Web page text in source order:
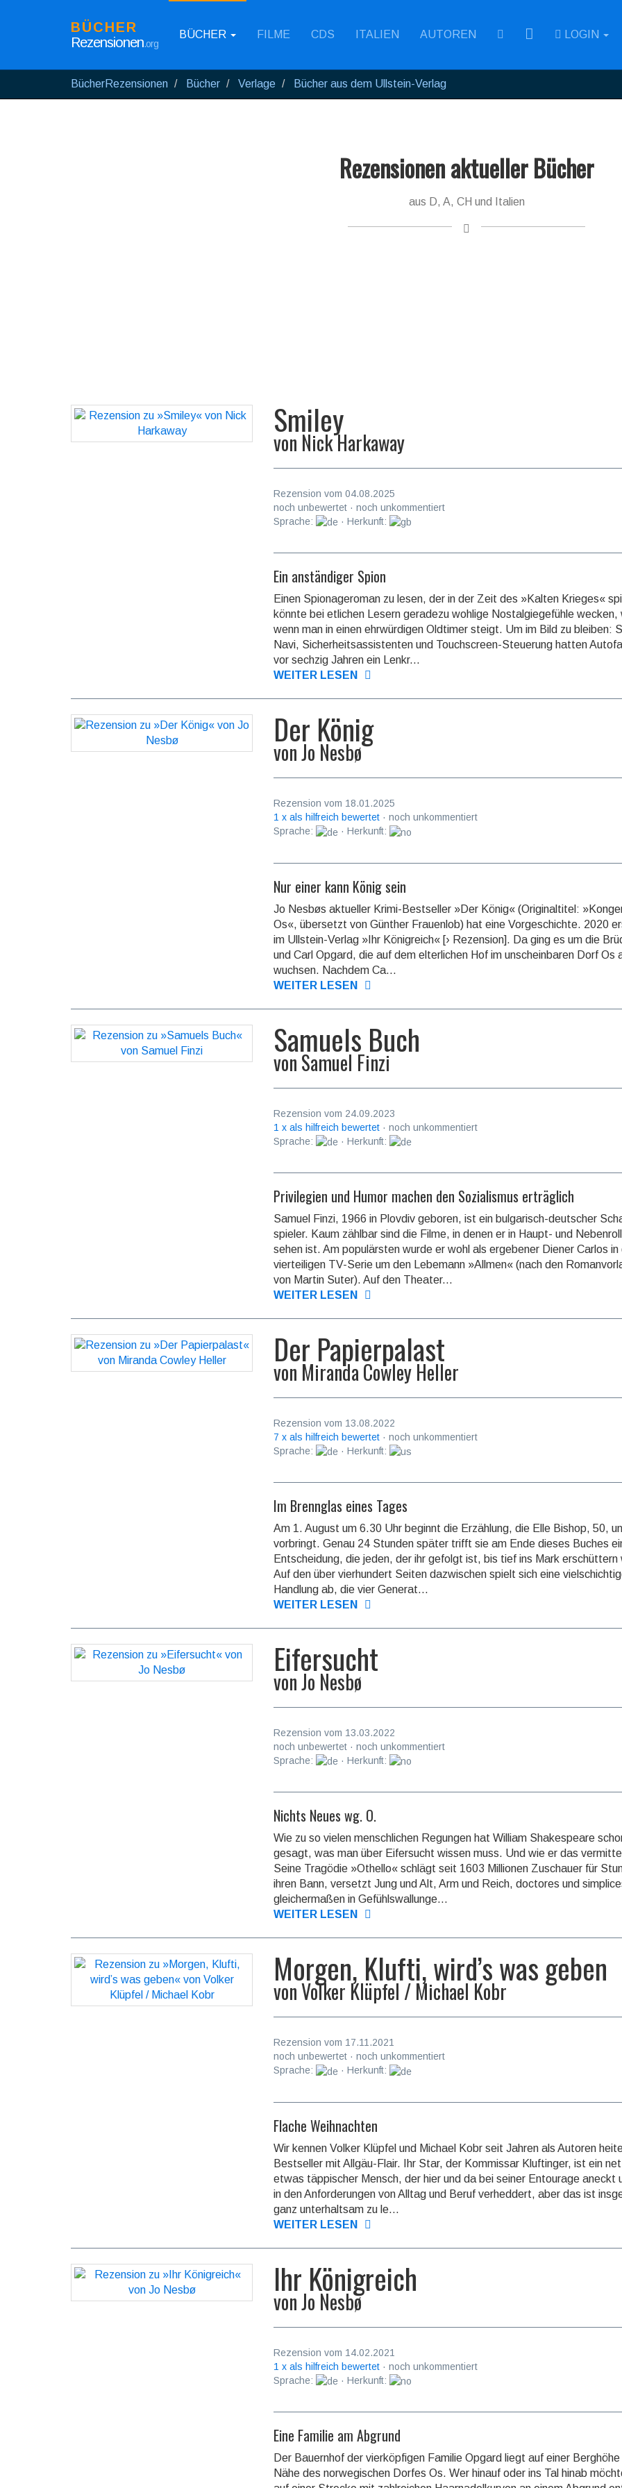
BÜCHER
Rezensionen.org
BÜCHER FILME CDS ITALIEN AUTOREN RSS LOGIN
BücherRezensionen Bücher Verlage Bücher aus dem Ullstein-Verlag
Rezensionen aktueller Bücher
aus D, A, CH und Italien
Smiley
von Nick Harkaway
Rezension vom 04.08.2025
noch unbewertet · noch unkommentiert
Sprache:
· Herkunft:
Ein anständiger Spion
Einen Spionageroman zu lesen, der in der Zeit des »Kalten Krieges«
könnte bei etlichen Lesern geradezu wohlige Nos­talgie­gefühle wecken,
wenn man in einen ehr­würdi­gen Oldtimer steigt. Um im Bild zu bleiben:
Navi, Sicher­heits­assis­tenten und Touch­screen-Steue­rung hatten
vor sechzig Jahren ein Lenkr...
WEITER LESEN
Der König
vonJo Nesbø
Rezension vom 18.01.2025
1 x als hilfreich bewertet · noch unkommentiert
Sprache:
· Herkunft:
Nur einer kann König sein
Jo Nesbøs aktueller Krimi-Bestseller »Der König« (Originaltitel:
Os«, übersetzt von Günther Frauenlob) hat eine Vorge­schichte. 2020
im Ullstein-Verlag »Ihr König­reich« [› Rezension]. Da ging es um die
und Carl Opgard, die auf dem elter­lichen Hof im un­schein­baren Dorf Os
wuchsen. Nachdem Ca...
WEITER LESEN
Samuels Buch
vonSamuel Finzi
Rezension vom 24.09.2023
1 x als hilfreich bewertet · noch unkommentiert
Sprache:
· Herkunft:
Privilegien und Humor machen den Sozialismus erträglich
Samuel Finzi, 1966 in Plovdiv geboren, ist ein bulga­risch-deutscher
spieler. Kaum zählbar sind die Filme, in denen er in Haupt- und
sehen ist. Am popu­lärsten wurde er wohl als ergebener Diener Carlos in
vier­teili­gen TV-Serie um den Lebemann »Allmen« (nach den
von Martin Suter). Auf den Theater...
WEITER LESEN
Der Papierpalast
von Miranda Cowley Heller
Rezension vom 13.08.2022
7 x als hilfreich bewertet · noch unkommentiert
Sprache:
· Herkunft:
Im Brennglas eines Tages
Am 1. August um 6.30 Uhr beginnt die Erzählung, die Elle Bishop, 50,
vorbringt. Genau 24 Stunden später trifft sie am Ende dieses Buches
Entschei­dung, die jeden, der ihr gefolgt ist, bis tief ins Mark erschüt­tern
Auf den über vierhun­dert Seiten dazwi­schen spielt sich eine
Handlung ab, die vier Genera­t...
WEITER LESEN
Eifersucht
vonJo Nesbø
Rezension vom 13.03.2022
noch unbewertet · noch unkommentiert
Sprache:
· Herkunft:
Nichts Neues wg. O.
Wie zu so vielen menschlichen Regungen hat William Shake­speare
gesagt, was man über Eifer­sucht wissen muss. Und wie er das
Seine Tragödie »Othello« schlägt seit 1603 Millionen Zuschauer für
ihren Bann, versetzt Jung und Alt, Arm und Reich, doctores und
gleicher­maßen in Gefühls­wallun­ge...
WEITER LESEN
Morgen, Klufti, wird’s was geben
vonVolker Klüpfel / Michael Kobr
Rezension vom 17.11.2021
noch unbewertet · noch unkommentiert
Sprache:
· Herkunft:
Flache Weihnachten
Wir kennen Volker Klüpfel und Michael Kobr seit Jahren als Autoren
Best­seller mit Allgäu-Flair. Ihr Star, der Kommissar Kluftin­ger, ist ein
etwas täppi­scher Mensch, der hier und da bei seiner Entourage aneckt
in den Anforde­rungen von Alltag und Beruf verhed­dert, aber das ist
ganz unterhalt­sam zu le...
WEITER LESEN
Ihr Königreich
vonJo Nesbø
Rezension vom 14.02.2021
1 x als hilfreich bewertet · noch unkommentiert
Sprache:
· Herkunft:
Eine Familie am Abgrund
Der Bauernhof der vierköpfigen Familie Opgard liegt auf einer Berghöhe
Nähe des norwegi­schen Dorfes Os. Wer hinauf oder ins Tal hinab